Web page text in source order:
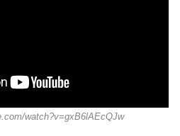
watch?v=gxB6lAEcQJw